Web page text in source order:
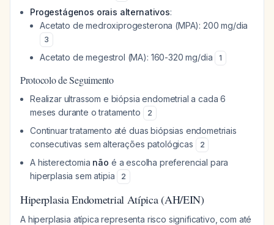
Progestágenos orais alternativos:
Acetato de medroxiprogesterona (MPA): 200 mg/dia
3
Acetato de megestrol (MA): 160-320 mg/dia 1
Protocolo de Seguimento
Realizar ultrassom e biópsia endometrial a cada 6
meses durante o tratamento
2
Continuar tratamento até duas biópsias endometriais
consecutivas sem alterações patológicas
2
A histerectomia não é a escolha preferencial para
hiperplasia sem atipia
2
Hiperplasia Endometrial Atípica (AH/EIN)
A hiperplasia atípica representa risco significativo, com até